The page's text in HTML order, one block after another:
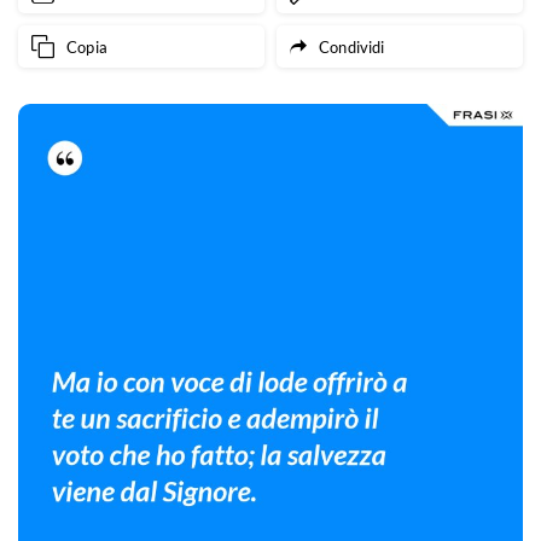
Copia Condividi